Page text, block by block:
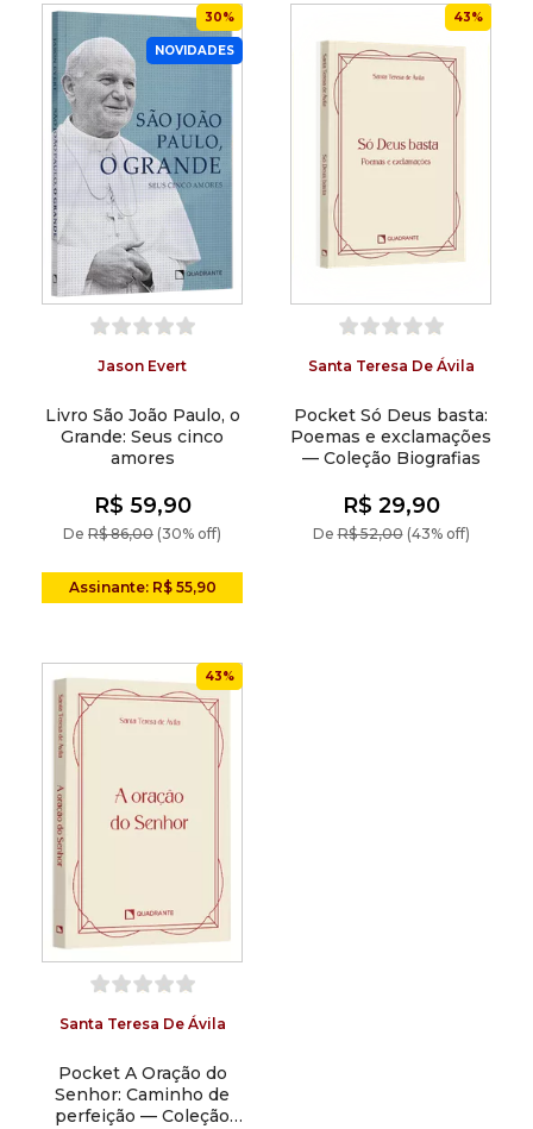
30%
NOVIDADES
Jason Evert
Livro São João Paulo, o
Grande: Seus cinco
amores
De R$ 86,00 (30% off)
R$ 59,90
Assinante: R$ 55,90
43%
Santa Teresa De Ávila
Pocket Só Deus basta:
Poemas e exclamações
— Coleção Biografias
DeR$ 52,00(43% off)
R$ 29,90
43%
Santa Teresa De Ávila
Pocket A Oração do
Senhor: Caminho de
perfeição — Coleção